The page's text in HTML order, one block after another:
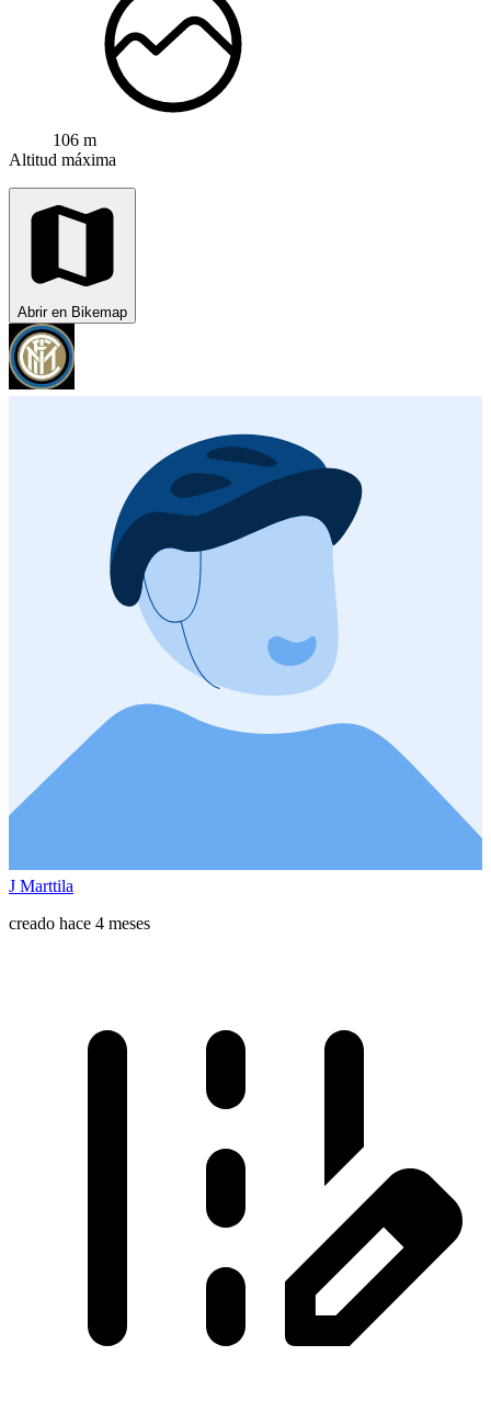
106 m
Altitud máxima
Abrir en Bikemap
J Marttila
creado hace 4 meses